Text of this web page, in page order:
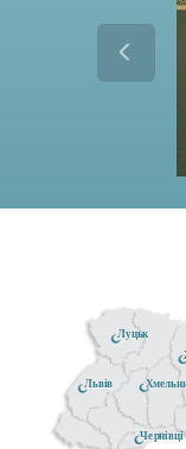
Чернівці
Луцьк
Львів